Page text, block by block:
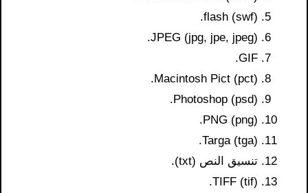
flash (swf).
JPEG (jpg, jpe, jpeg).
GIF.
Macintosh Pict (pct).
Photoshop (psd).
PNG (png).
Targa (tga).
تنسيق النص (txt).
TIFF (tif).